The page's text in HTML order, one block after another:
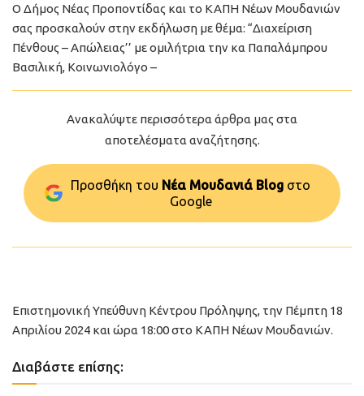
Ο Δήμος Νέας Προποντίδας και το ΚΑΠΗ Νέων Μουδανιών
σας προσκαλούν στην εκδήλωση με θέμα: “Διαχείριση
Πένθους – Απώλειας’’ με ομιλήτρια την κα Παπαλάμπρου
Βασιλική, Κοινωνιολόγο –
Ανακαλύψτε περισσότερα άρθρα μας στα
αποτελέσματα αναζήτησης.
Προσθήκη του Νέα Μουδανιά Blog στo
Google
Επιστημονική Υπεύθυνη Κέντρου Πρόληψης, την Πέμπτη 18
Απριλίου 2024 και ώρα 18:00 στο ΚΑΠΗ Νέων Μουδανιών.
Διαβάστε επίσης: